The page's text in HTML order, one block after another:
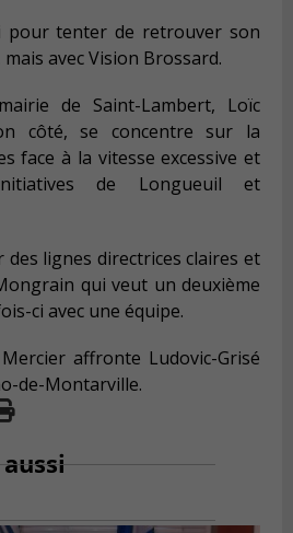
pour tenter de retrouver son
avec Vision Brossard.
de Saint-Lambert, Loïc
côté, se concentre sur la
face à la vitesse excessive et
de Longueuil et
lignes directrices claires et
qui veut un deuxième
ci avec une équipe.
affronte Ludovic-Grisé
de-Montarville.